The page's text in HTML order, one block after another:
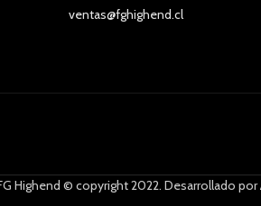
ventas@fghighend.cl
Highend © copyright 2022. Desarrollado por